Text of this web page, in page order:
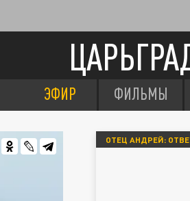
ЭФИР ФИЛЬМЫ
ОТЕЦ АНДРЕЙ: